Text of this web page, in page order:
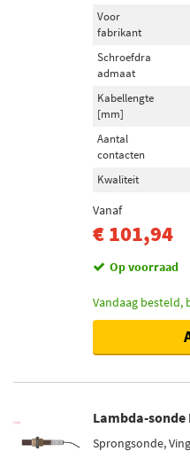
Voor
fabrikant
Schroefdra
admaat
Kabellengte
[mm]
Aantal
contacten
Kwaliteit
Vanaf
€ 101,94
Op voorraad
Vandaag besteld,
Lambda-sonde
Sprongsonde,